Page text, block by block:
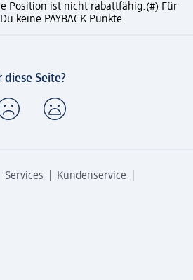
Position ist nicht rabattfähig.(#) Für
keine PAYBACK Punkte.
Seite?
Services
Kundenservice